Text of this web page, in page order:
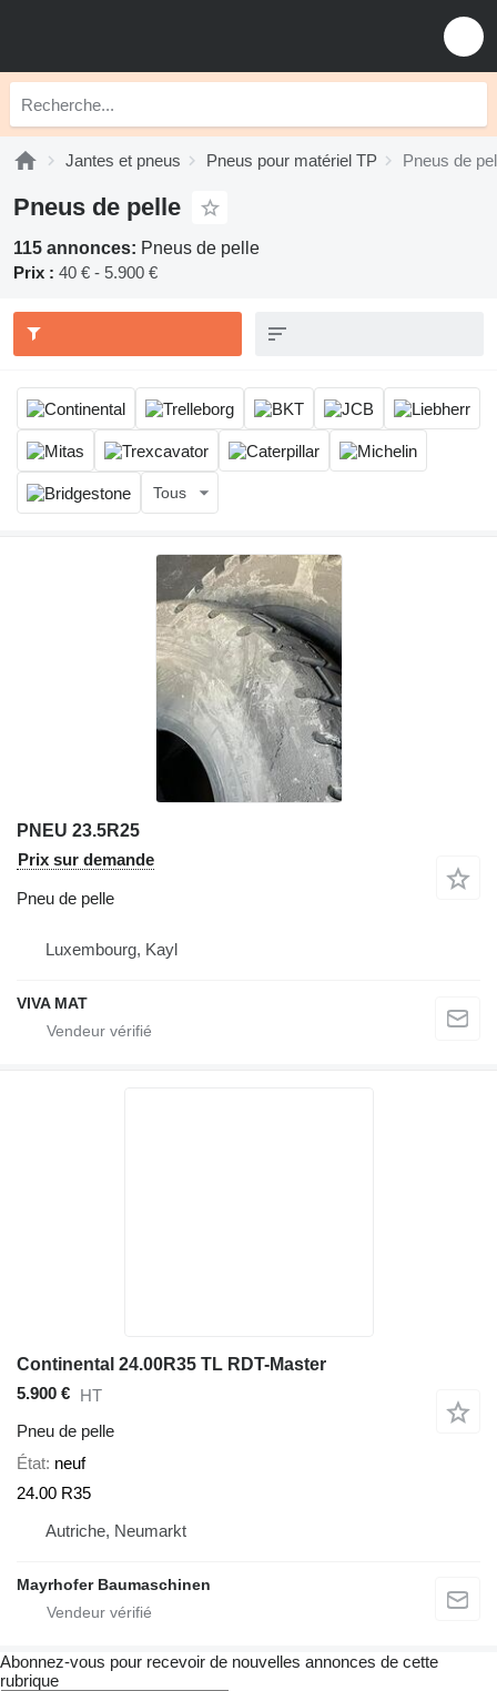
Jantes et pneus Pneus pour matériel TP Pneus de
Pneus de pelle
115 annonces: Pneus de pelle
Prix : 40 € - 5.900 €
Tous
PNEU 23.5R25
Prix sur demande
Pneu de pelle
Luxembourg, Kayl
VIVA MAT
Continental 24.00R35 TL RDT-Master
5.900 € HT
Pneu de pelle
État neuf
24.00 R35
Autriche, Neumarkt
Mayrhofer Baumaschinen
Abonnez-vous pour recevoir de nouvelles annonces de cette
rubrique